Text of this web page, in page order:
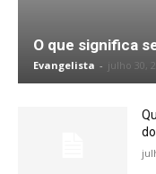
O que significa
Evangelista - julho 30,